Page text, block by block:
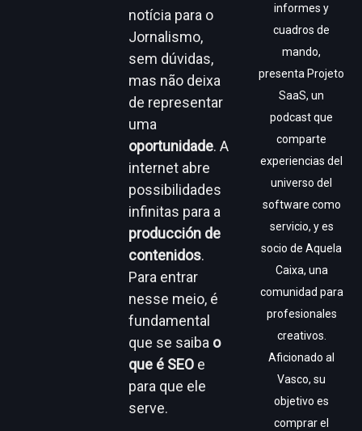
notícia para o
Jornalismo,
sem dúvidas,
mas não deixa
de representar
uma
oportunidade. A
internet abre
possibilidades
infinitas para a
producción de
contenidos.
Para entrar
nesse meio, é
fundamental
que se saiba o
que é SEO e
para que ele
serve.
informes y
cuadros de
mando,
presenta Projeto
SaaS, un
podcast que
comparte
experiencias del
universo del
software como
servicio, y es
socio de Aquela
Caixa, una
comunidad para
profesionales
creativos.
Aficionado al
Vasco, su
objetivo es
comprar el